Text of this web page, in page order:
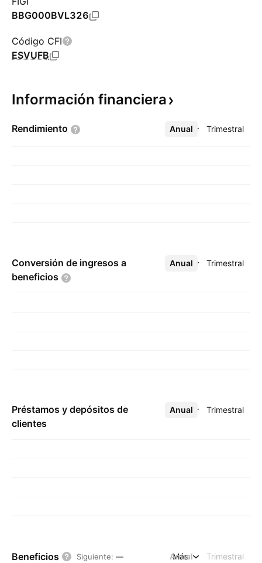
BBG000BVL326
Código CFI
ESVUFB
Información financiera
Rendimiento Anual Trimestral
Más
Conversión de ingresos a
beneficios
Anual Trimestral
Más
Préstamos y depósitos de
clientes
Anual Trimestral
Más
Beneficios Siguiente: — Anual Trimestral
Más